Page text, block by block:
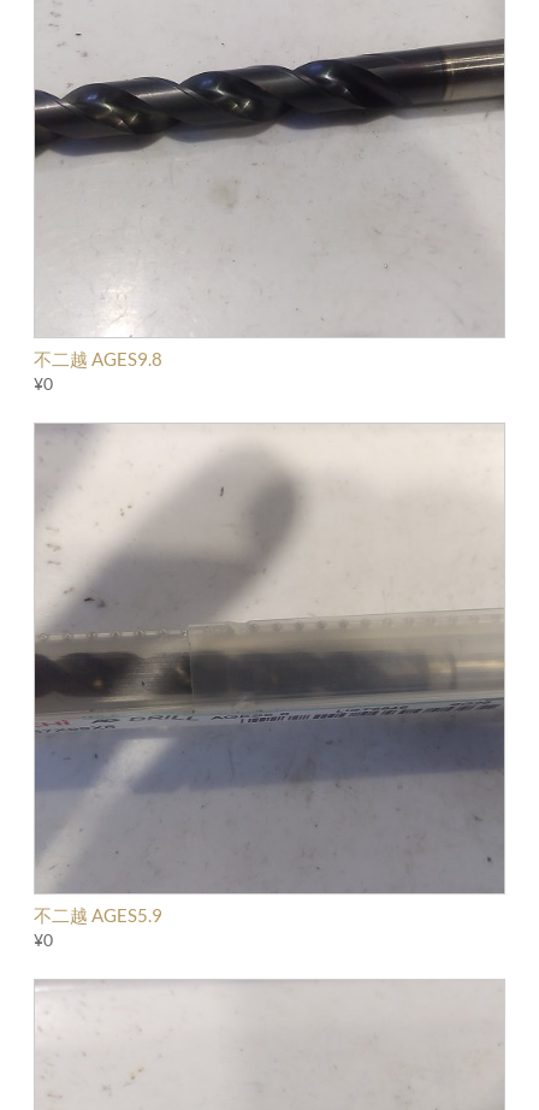
不二越 AGES9.8
¥0
不二越 AGES5.9
¥0